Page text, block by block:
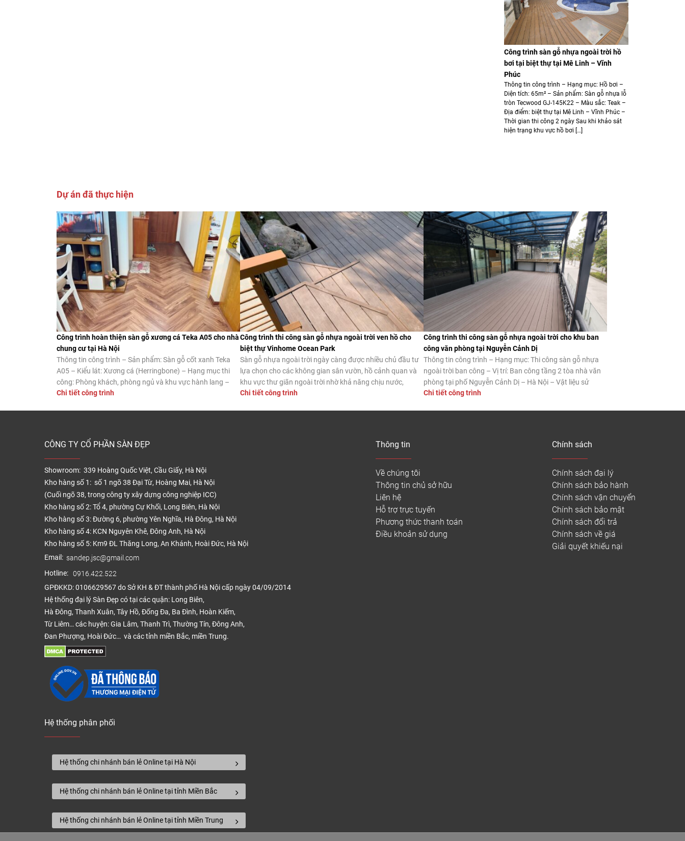
Công trình sàn gỗ nhựa ngoài trời hồ
bơi tại biệt thự tại Mê Linh – Vĩnh
Phúc
Thông tin công trình – Hạng mục: Hồ bơi –
Diện tích: 65m² – Sản phẩm: Sàn gỗ nhựa lỗ
tròn Tecwood GJ-145K22 – Màu sắc: Teak –
Địa điểm: biệt thự tại Mê Linh – Vĩnh Phúc –
Thời gian thi công 2 ngày Sau khi khảo sát
hiện trạng khu vực hồ bơi […]
Dự án đã thực hiện
Công trình hoàn thiện sàn gỗ xương cá Teka A05 cho nhà
chung cư tại Hà Nội
Thông tin công trình – Sản phẩm: Sàn gỗ cốt xanh Teka
A05 – Kiểu lát: Xương cá (Herringbone) – Hạng mục thi
công: Phòng khách, phòng ngủ và khu vực hành lang –
Đội ngũ thi công: Sàn Đẹp Ưu điểm của sàn gỗ xương cá
Chi tiết công trình
Công trình thi công sàn gỗ nhựa ngoài trời ven hồ cho
biệt thự Vinhome Ocean Park
Sàn gỗ nhựa ngoài trời ngày càng được nhiều chủ đầu tư
lựa chọn cho các không gian sân vườn, hồ cảnh quan và
khu vực thư giãn ngoài trời nhờ khả năng chịu nước,
chống mối mọt và độ bền vượt trội. Dưới đây là công trình
Chi tiết công trình
Công trình thi công sàn gỗ nhựa ngoài trời cho khu ban
công văn phòng tại Nguyễn Cảnh Dị
Thông tin công trình – Hạng mục: Thi công sàn gỗ nhựa
ngoài trời ban công – Vị trí: Ban công tầng 2 tòa nhà văn
phòng tại phố Nguyễn Cảnh Dị – Hà Nội – Vật liệu sử
dụng: Sàn gỗ nhựa ngoài trời Tecwood mã MS140K25
Chi tiết công trình
CÔNG TY CỔ PHẦN SÀN ĐẸP
Showroom: 339 Hoàng Quốc Việt, Cầu Giấy, Hà Nội
Kho hàng số 1: số 1 ngõ 38 Đại Từ, Hoàng Mai, Hà Nội
(Cuối ngõ 38, trong công ty xây dựng công nghiệp ICC)
Kho hàng số 2: Tổ 4, phường Cự Khối, Long Biên, Hà Nội
Kho hàng số 3: Đường 6, phường Yên Nghĩa, Hà Đông, Hà Nội
Kho hàng số 4: KCN Nguyên Khê, Đông Anh, Hà Nội
Kho hàng số 5: Km9 ĐL Thăng Long, An Khánh, Hoài Đức, Hà Nội
Email: sandep.jsc@gmail.com
Hotline: 0916.422.522
GPĐKKD: 0106629567 do Sở KH & ĐT thành phố Hà Nội cấp ngày 04/09/2014
Hệ thống đại lý Sàn Đẹp có tại các quận: Long Biên,
Hà Đông, Thanh Xuân, Tây Hồ, Đống Đa, Ba Đình, Hoàn Kiếm,
Từ Liêm… các huyện: Gia Lâm, Thanh Trì, Thường Tín, Đông Anh,
Đan Phượng, Hoài Đức… và các tỉnh miền Bắc, miền Trung.
Thông tin
Về chúng tôi
Thông tin chủ sở hữu
Liên hệ
Hỗ trợ trực tuyến
Phương thức thanh toán
Điều khoản sử dụng
Chính sách
Chính sách đại lý
Chính sách bảo hành
Chính sách vận chuyển
Chính sách bảo mật
Chính sách đổi trả
Chính sách về giá
Giải quyết khiếu nại
Hệ thống phân phối
Hệ thống chi nhánh bán lẻ Online tại Hà Nội
Hệ thống chi nhánh bán lẻ Online tại tỉnh Miền Bắc
Hệ thống chi nhánh bán lẻ Online tại tỉnh Miền Trung